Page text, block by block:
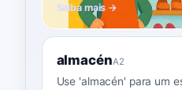
Saiba mais →
almacénA2
Use 'almacén' para um